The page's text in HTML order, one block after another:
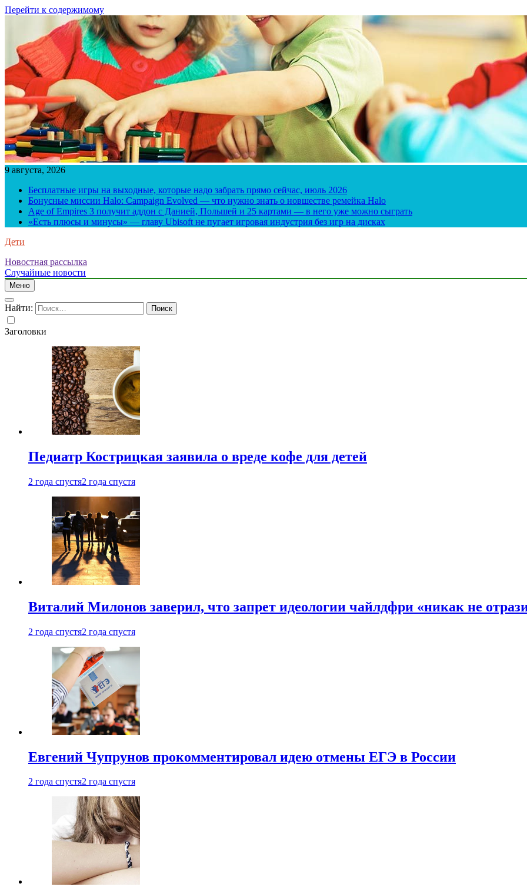
Перейти к содержимому
9 августа, 2026
Бесплатные игры на выходные, которые надо забрать прямо сейчас, июль 2026
Бонусные миссии Halo: Campaign Evolved — что нужно знать о новшестве ремейка Halo
Age of Empires 3 получит аддон с Данией, Польшей и 25 картами — в него уже можно сыграть
«Есть плюсы и минусы» — главу Ubisoft не пугает игровая индустрия без игр на дисках
Дети
Новостная рассылка
Случайные новости
Меню
Найти:
Заголовки
Педиатр Кострицкая заявила о вреде кофе для детей
2 года спустя2 года спустя
Виталий Милонов заверил, что запрет идеологии чайлдфри «никак не
2 года спустя2 года спустя
Евгений Чупрунов прокомментировал идею отмены ЕГЭ в России
2 года спустя2 года спустя